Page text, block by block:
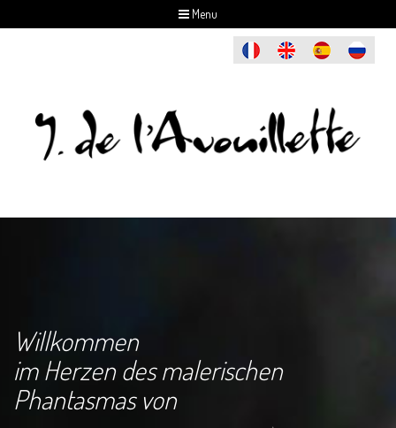
Menu
Willkommen
im Herzen des malerischen
Phantasmas von